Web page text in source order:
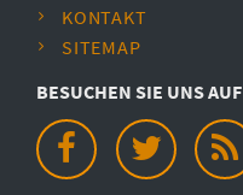
KONTAKT
SITEMAP
BESUCHEN SIE UNS AUF